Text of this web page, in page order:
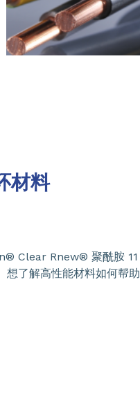
材料
Clear Rnew® 聚酰胺 11
了解高性能材料如何帮助